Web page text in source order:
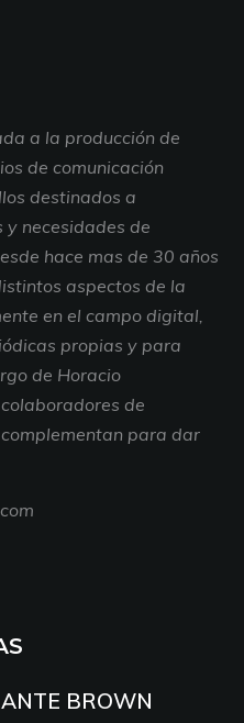
a la producción de
de comunicación
destinados a
y necesidades de
hace mas de 30 años
aspectos de la
en el campo digital,
propias y para
de Horacio
de
para dar
BROWN